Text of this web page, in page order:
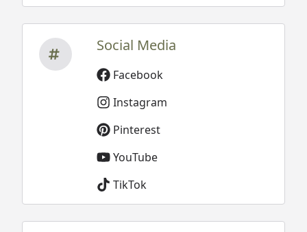
Social Media
Facebook
Instagram
Pinterest
YouTube
TikTok